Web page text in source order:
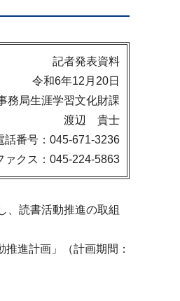
記者発表資料
令和6年12月20日
務局生涯学習文化財課
渡辺 貴士
話番号：045-671-3236
ァクス：045-224-5863
、読書活動推進の取組
進計画」（計画期間：